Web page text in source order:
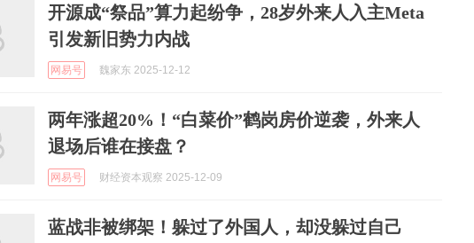
开源成“祭品”算力起纷争，28岁外来人入主Meta
引发新旧势力内战
网易号 魏家东 2025-12-12
两年涨超20%！“白菜价”鹤岗房价逆袭，外来人
退场后谁在接盘？
网易号 财经资本观察 2025-12-09
蓝战非被绑架！躲过了外国人，却没躲过自己